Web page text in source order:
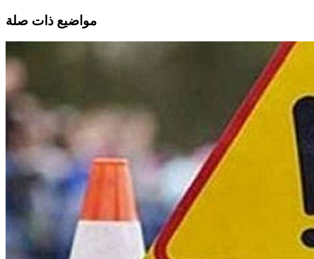
مواضيع ذات صلة